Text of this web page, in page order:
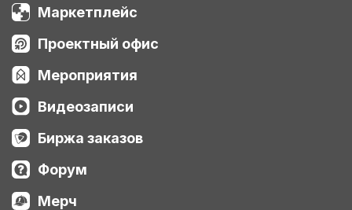
структуру метаданных конкретного
объекта: реквизиты и их типы, ссылочные
модули. Это ускоряет и планирование, и
комментариях, что ещё стоит добавить в
1С работал лучше. Свои мысли по развитию
у меня есть, но обязательно учту ваши
Маркетплейс
Проектный офис
Мероприятия
Видеозаписи
Биржа заказов
Форум
Мерч